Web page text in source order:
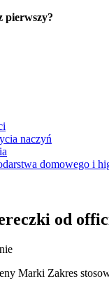
pierwszy?
naczyń
domowego i
od
Marki Zakres